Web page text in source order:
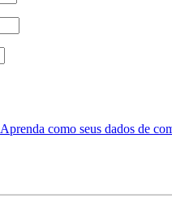
Aprenda como seus dados de